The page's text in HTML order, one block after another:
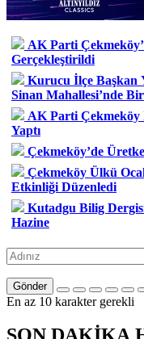
AK Parti
Gerçekleştirildi
Kurucu İlçe Başkan
Sinan Mahallesi’nde
AK Parti Çekmeköy
Yaptı
Çekmeköy’de
Çekmeköy Ülkü
Etkinliği Düzenledi
Kutadgu Bilig
Hazine
Gönder
En az 10 karakter gerekli